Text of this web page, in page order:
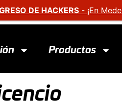
Productos
DE HACKERS - ¡En